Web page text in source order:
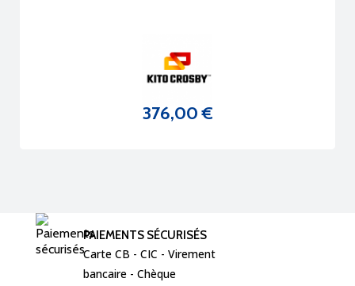
Prix
376,00 €
PAIEMENTS SÉCURISÉS
Carte CB - CIC - Virement
bancaire - Chèque